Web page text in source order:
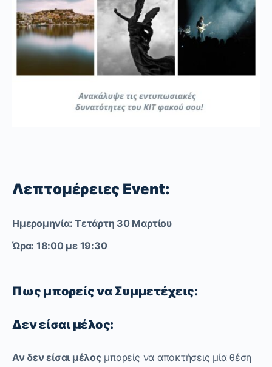
Λεπτομέρειες Event:
Ημερομηνία: Τετάρτη 30 Μαρτίου
Ώρα: 18:00 με 19:30
Πως μπορείς να Συμμετέχεις:
Δεν είσαι μέλος:
Αν δεν είσαι μέλοςμπορείς να αποκτήσεις μία θέση